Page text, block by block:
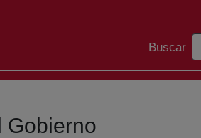
Barra
Buscar
Gobierno